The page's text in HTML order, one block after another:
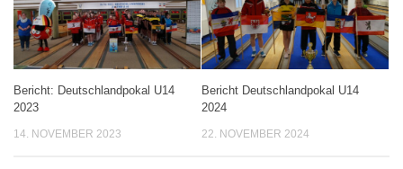
Bericht: Deutschlandpokal U14
2023
14. NOVEMBER 2023
Bericht Deutschlandpokal U14
2024
22. NOVEMBER 2024